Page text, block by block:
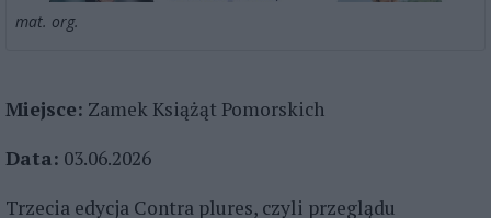
mat. org.
Miejsce: Zamek Książąt Pomorskich
Data: 03.06.2026
Trzecia edycja Contra plures, czyli przeglądu